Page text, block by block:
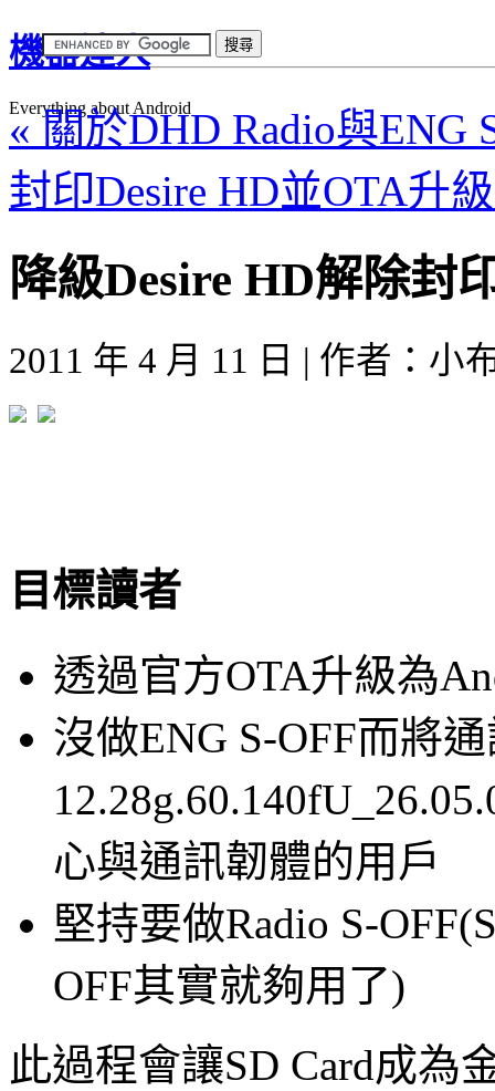
機器達人
Everything about Android
« 關於DHD Radio與ENG
封印Desire HD並OTA升
降級Desire HD解除封
2011 年 4 月 11 日 | 作者：小
目標讀者
透過官方OTA升級為
沒做ENG S-OFF而將
心與通訊韌體的用戶
堅持要做Radio S-
OFF其實就夠用了)
此過程會讓SD Card成為